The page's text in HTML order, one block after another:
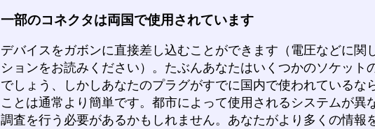
一部のコネクタは両国で使用されています
デバイスをガボンに直接差し込むことができます（電圧などに関
ションをお読みください）。たぶんあなたはいくつかのソケット
でしょう、しかしあなたのプラグがすでに国内で使われているな
ことは通常より簡単です。都市によって使用されるシステムが異
調査を行う必要があるかもしれません。あなたがより多くの情報